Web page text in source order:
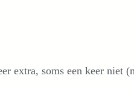
extra, soms een keer niet